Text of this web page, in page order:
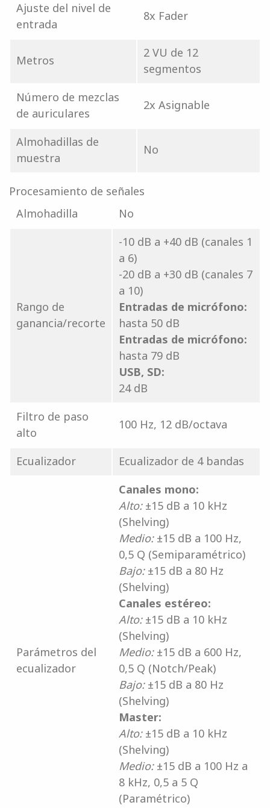
Ajuste del nivel de
entrada
8x Fader
Metros
2 VU de 12
segmentos
Número de mezclas
de auriculares
2x Asignable
Almohadillas de
muestra
No
Procesamiento de señales
Almohadilla
No
Rango de
ganancia/recorte
-10 dB a +40 dB (canales 1
a 6)
-20 dB a +30 dB (canales 7
a 10)
Entradas de micrófono:
hasta 50 dB
Entradas de micrófono:
hasta 79 dB
USB, SD:
24 dB
Filtro de paso
alto
100 Hz, 12 dB/octava
Ecualizador Ecualizador de 4 bandas
Parámetros del
ecualizador
Canales mono:
Alto:±15 dB a 10 kHz
(Shelving)
Medio:±15 dB a 100 Hz,
0,5 Q (Semiparamétrico)
Bajo:±15 dB a 80 Hz
(Shelving)
Canales estéreo:
Alto:±15 dB a 10 kHz
(Shelving)
Medio:±15 dB a 600 Hz,
0,5 Q (Notch/Peak)
Bajo:±15 dB a 80 Hz
(Shelving)
Master:
Alto:±15 dB a 10 kHz
(Shelving)
Medio:±15 dB a 100 Hz a
8 kHz, 0,5 a 5 Q
(Paramétrico)